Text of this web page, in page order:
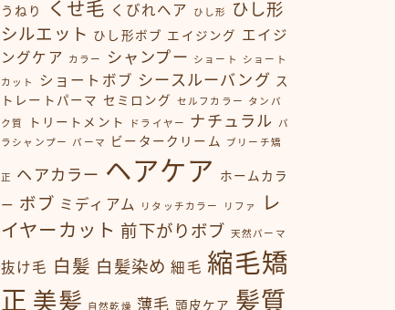
うねり くせ毛 くびれヘア ひし形
ひし形
シルエット ひし形ボブ エイジング エイジ
ングケア
カラー シャンプー ショート ショート
カット ショートボブ シースルーバング ス
トレートパーマ セミロング セルフカラー
タンパ
ク質
トリートメント ドライヤー ナチュラル
パ
ラシャンプー
パーマ ビータークリーム ブリーチ矯
正 ヘアカラー ヘアケア ホームカラ
ー ボブ ミディアム リタッチカラー リファ
レ
イヤーカット 前下がりボブ 天然パーマ
抜け毛 白髪 白髪染め 細毛 縮毛矯
正 美髪 自然乾燥 薄毛 頭皮ケア 髪質